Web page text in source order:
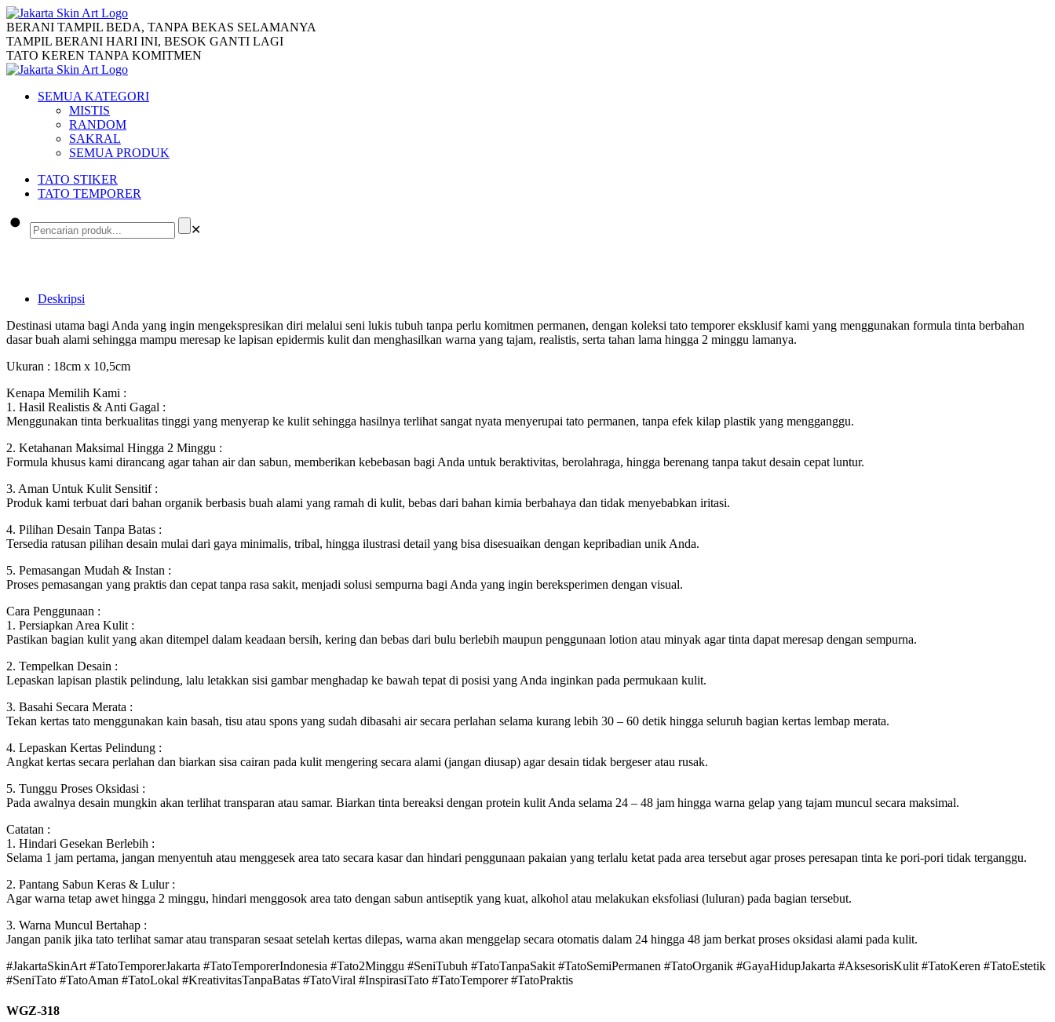
BERANI TAMPIL BEDA, TANPA BEKAS SELAMANYA
TAMPIL BERANI HARI INI, BESOK GANTI LAGI
TATO KEREN TANPA KOMITMEN
SEMUA KATEGORI
MISTIS
RANDOM
SAKRAL
SEMUA PRODUK
TATO STIKER
TATO TEMPORER
✕
Deskripsi
Destinasi utama bagi Anda yang ingin mengekspresikan diri melalui seni lukis tubuh tanpa perlu komitmen permanen, dengan koleksi tato temporer eksklusif kami yang menggunakan formula tinta berbahan
dasar buah alami sehingga mampu meresap ke lapisan epidermis kulit dan menghasilkan warna yang tajam, realistis, serta tahan lama hingga 2 minggu lamanya.
Ukuran : 18cm x 10,5cm
Kenapa Memilih Kami :
1. Hasil Realistis & Anti Gagal :
Menggunakan tinta berkualitas tinggi yang menyerap ke kulit sehingga hasilnya terlihat sangat nyata menyerupai tato permanen, tanpa efek kilap plastik yang mengganggu.
2. Ketahanan Maksimal Hingga 2 Minggu :
Formula khusus kami dirancang agar tahan air dan sabun, memberikan kebebasan bagi Anda untuk beraktivitas, berolahraga, hingga berenang tanpa takut desain cepat luntur.
3. Aman Untuk Kulit Sensitif :
Produk kami terbuat dari bahan organik berbasis buah alami yang ramah di kulit, bebas dari bahan kimia berbahaya dan tidak menyebabkan iritasi.
4. Pilihan Desain Tanpa Batas :
Tersedia ratusan pilihan desain mulai dari gaya minimalis, tribal, hingga ilustrasi detail yang bisa disesuaikan dengan kepribadian unik Anda.
5. Pemasangan Mudah & Instan :
Proses pemasangan yang praktis dan cepat tanpa rasa sakit, menjadi solusi sempurna bagi Anda yang ingin bereksperimen dengan visual.
Cara Penggunaan :
1. Persiapkan Area Kulit :
Pastikan bagian kulit yang akan ditempel dalam keadaan bersih, kering dan bebas dari bulu berlebih maupun penggunaan lotion atau minyak agar tinta dapat meresap dengan sempurna.
2. Tempelkan Desain :
Lepaskan lapisan plastik pelindung, lalu letakkan sisi gambar menghadap ke bawah tepat di posisi yang Anda inginkan pada permukaan kulit.
3. Basahi Secara Merata :
Tekan kertas tato menggunakan kain basah, tisu atau spons yang sudah dibasahi air secara perlahan selama kurang lebih 30 – 60 detik hingga seluruh bagian kertas lembap merata.
4. Lepaskan Kertas Pelindung :
Angkat kertas secara perlahan dan biarkan sisa cairan pada kulit mengering secara alami (jangan diusap) agar desain tidak bergeser atau rusak.
5. Tunggu Proses Oksidasi :
Pada awalnya desain mungkin akan terlihat transparan atau samar. Biarkan tinta bereaksi dengan protein kulit Anda selama 24 – 48 jam hingga warna gelap yang tajam muncul secara maksimal.
Catatan :
1. Hindari Gesekan Berlebih :
Selama 1 jam pertama, jangan menyentuh atau menggesek area tato secara kasar dan hindari penggunaan pakaian yang terlalu ketat pada area tersebut agar proses peresapan tinta ke pori-pori tidak terganggu.
2. Pantang Sabun Keras & Lulur :
Agar warna tetap awet hingga 2 minggu, hindari menggosok area tato dengan sabun antiseptik yang kuat, alkohol atau melakukan eksfoliasi (luluran) pada bagian tersebut.
3. Warna Muncul Bertahap :
Jangan panik jika tato terlihat samar atau transparan sesaat setelah kertas dilepas, warna akan menggelap secara otomatis dalam 24 hingga 48 jam berkat proses oksidasi alami pada kulit.
#JakartaSkinArt #TatoTemporerJakarta #TatoTemporerIndonesia #Tato2Minggu #SeniTubuh #TatoTanpaSakit #TatoSemiPermanen #TatoOrganik #GayaHidupJakarta #AksesorisKulit #TatoKeren #TatoEstetik
#SeniTato #TatoAman #TatoLokal #KreativitasTanpaBatas #TatoViral #InspirasiTato #TatoTemporer #TatoPraktis
WGZ-318